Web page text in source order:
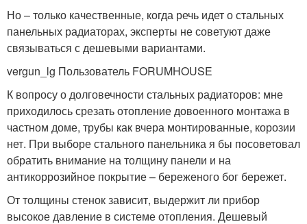
Но – только качественные, когда речь идет о стальных
панельных радиаторах, эксперты не советуют даже
связываться с дешевыми вариантами.
vergun_lg Пользователь FORUMHOUSE
К вопросу о долговечности стальных радиаторов: мне
приходилось срезать отопление довоенного монтажа в
частном доме, трубы как вчера монтированные, корозии
нет. При выборе стального панельника я бы посоветовал
обратить внимание на толщину панели и на
антикоррозийное покрытие – береженого бог бережет.
От толщины стенок зависит, выдержит ли прибор
высокое давление в системе отопления. Дешевый